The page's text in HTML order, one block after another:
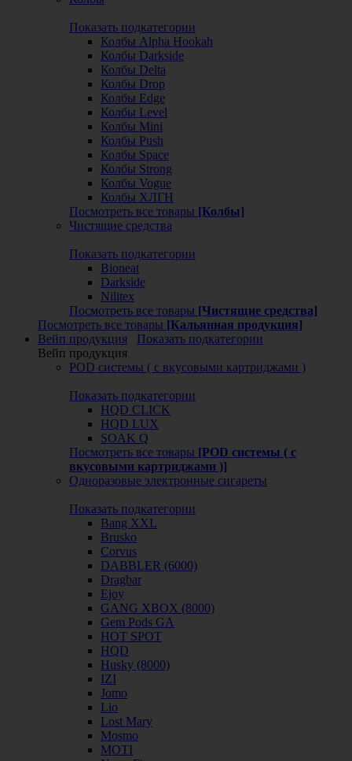
Показать подкатегории
Колбы Alpha Hookah
Колбы Darkside
Колбы Delta
Колбы Drop
Колбы Edge
Колбы Level
Колбы Mini
Колбы Push
Колбы Space
Колбы Strong
Колбы Vogue
Колбы ХЛГН
Посмотреть все товары [Колбы]
Чистящие средства
Показать подкатегории
Bioneat
Darkside
Nilitex
Посмотреть все товары [Чистящие средства]
Посмотреть все товары [Кальянная продукция]
Вейп продукция
Показать подкатегории
Вейп продукция
POD системы ( с вкусовыми картриджами )
Показать подкатегории
HQD CLICK
HQD LUX
SOAK Q
Посмотреть все товары [POD системы ( с
вкусовыми картриджами )]
Одноразовые электронные сигареты
Показать подкатегории
Bang XXL
Brusko
Corvus
DABBLER (6000)
Dragbar
Ejoy
GANG XBOX (8000)
Gem Pods GA
HOT SPOT
HQD
Husky (8000)
IZI
Jomo
Lio
Lost Mary
Mosmo
MOTI